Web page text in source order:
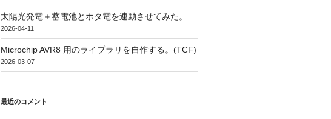
太陽光発電＋蓄電池とポタ電を連動させてみた。
2026-04-11
Microchip AVR8 用のライブラリを自作する。(TCF)
2026-03-07
最近のコメント